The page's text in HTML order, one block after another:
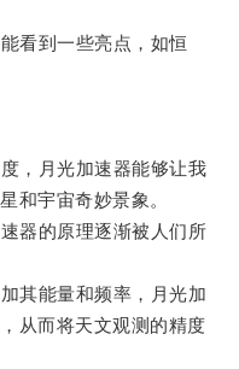
看到一些亮点，如恒
，月光加速器能够让我
和宇宙奇妙景象。
器的原理逐渐被人们所
能量和频率，月光加
从而将天文观测的精度